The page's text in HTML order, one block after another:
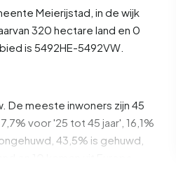
Meierijstad , in de wijk
320 hectare land en 0
is 5492HE-5492VW.
De meeste inwoners zijn 45
voor '25 tot 45 jaar', 16,1%
43,5% is gehuwd,
36,4%